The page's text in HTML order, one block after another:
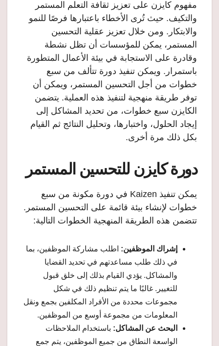
مفهوم كايزن على تعزيز ثقافة التعلم المستمر
والتكيف. حيث تُرى الأخطاء باعتبارها فرصًا للنمو
والابتكار. ومن خلال تعزيز عقلية التحسين
المستمر، يمكن للمؤسسات أن تظل نشطة
وقادرة على الاستجابة في بيئة الأعمال المتطورة
باستمرار. ويمكن تنفيذ دورة تتألف من سبع
خطوات من أجل التحسين المستمر، ويمكن أن
توفر طريقة منهجية لتنفيذ هذه العملية. يتضمن
الكايزن سبع خطوات، من تحديد المشاكل إلى
إيجاد الحلول، واختبارها، وتحليل النتائج ثم القيام
بكل ذلك مرة أخرى.
دورة كايزن للتحسين المستمر
يمكن تنفيذ Kaizen في دورة مكونة من سبع
خطوات لإنشاء بيئة قائمة على التحسين المستمر.
تتضمن هذه الطريقة المنهجية الخطوات التالية:
إشراك الموظفين: اطلب مشاركة الموظفين، بما
في ذلك طلب مساعدتهم في تحديد القضايا
والمشاكل. يؤدي القيام بذلك إلى خلق قبول
للتغيير. غالبًا ما يتم تنظيم ذلك في شكل
مجموعات محددة من الأفراد المكلفين بجمع ونقل
المعلومات من مجموعة أوسع من الموظفين.
البحث عن المشاكل: باستخدام الملاحظات
الواسعة النطاق من جميع الموظفين، يتم جمع